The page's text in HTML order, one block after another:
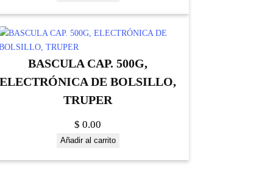
BASCULA CAP. 500G,
ELECTRÓNICA DE BOLSILLO,
TRUPER
$ 0.00
Añadir al carrito